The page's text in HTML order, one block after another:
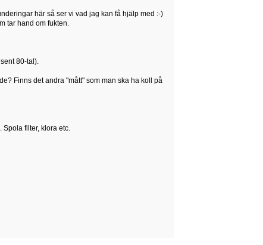
här så ser vi vad jag kan få hjälp med :-)
tar hand om fukten.
80-tal).
Finns det andra "mått" som man ska ha koll på
filter, klora etc.